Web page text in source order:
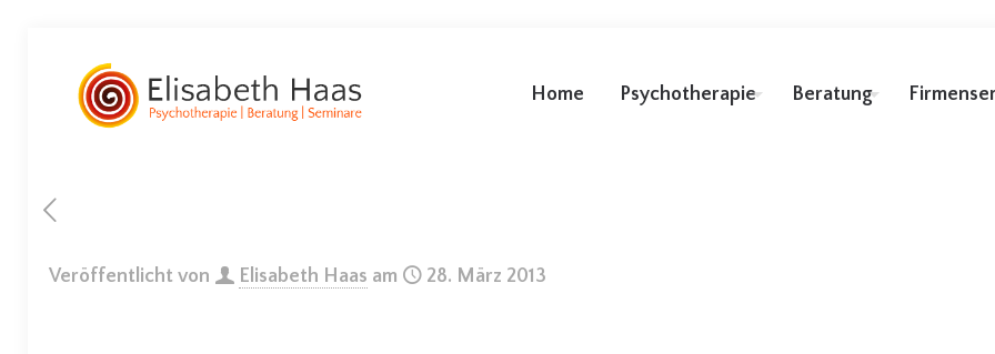
Home Psychotherapie Beratung
Veröffentlicht von Elisabeth Haas am 28. März 2013